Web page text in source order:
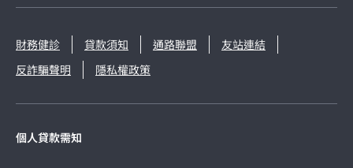
財務健診 貸款須知 通路聯盟
友站連結
反詐騙聲明
隱私權政策
個人貸款需知